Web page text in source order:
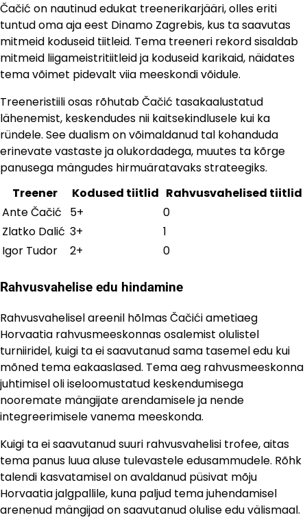
Čačić on nautinud edukat treenerikarjääri, olles eriti
tuntud oma aja eest Dinamo Zagrebis, kus ta saavutas
mitmeid koduseid tiitleid. Tema treeneri rekord sisaldab
mitmeid liigameistritiitleid ja koduseid karikaid, näidates
tema võimet pidevalt viia meeskondi võidule.
Treeneristiili osas rõhutab Čačić tasakaalustatud
lähenemist, keskendudes nii kaitsekindlusele kui ka
ründele. See dualism on võimaldanud tal kohanduda
erinevate vastaste ja olukordadega, muutes ta kõrge
panusega mängudes hirmuäratavaks strateegiks.
Treener
Kodused tiitlid Rahvusvahelised tiitlid
Ante Čačić
5+
0
Zlatko Dalić 3+
1
Igor Tudor
2+ 0
Rahvusvahelise edu hindamine
Rahvusvahelisel areenil hõlmas Čačići ametiaeg
Horvaatia rahvusmeeskonnas osalemist olulistel
turniiridel, kuigi ta ei saavutanud sama tasemel edu kui
mõned tema eakaaslased. Tema aeg rahvusmeeskonna
juhtimisel oli iseloomustatud keskendumisega
nooremate mängijate arendamisele ja nende
integreerimisele vanema meeskonda.
Kuigi ta ei saavutanud suuri rahvusvahelisi trofee, aitas
tema panus luua aluse tulevastele edusammudele. Rõhk
talendi kasvatamisel on avaldanud püsivat mõju
Horvaatia jalgpallile, kuna paljud tema juhendamisel
arenenud mängijad on saavutanud olulise edu välismaal.